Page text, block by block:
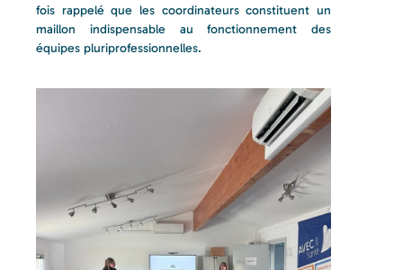
fois rappelé que les coordinateurs constituent un
maillon indispensable au fonctionnement des
équipes pluriprofessionnelles.